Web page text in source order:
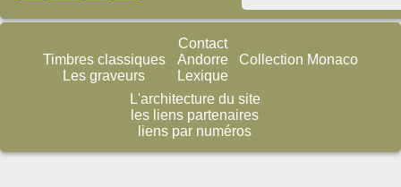
Timbres classiques
Les graveurs
Contact
Andorre
Lexique
Collection Monaco
L'architecture du site
les liens partenaires
liens par numéros